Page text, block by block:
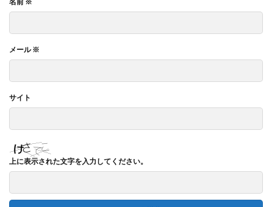
メール※
サイト
上に表示された文字を入力してください。